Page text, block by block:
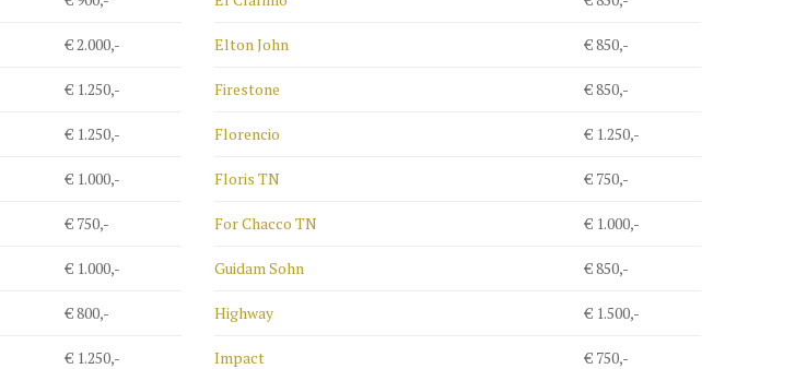
€ 2.000,-
€ 1.250,-
€ 1.250,-
€ 1.000,-
€ 750,-
€ 1.000,-
€ 800,-
€ 1.250,-
Elton John € 850,-
Firestone € 850,-
Florencio € 1.250,-
Floris TN € 750,-
For Chacco TN € 1.000,-
Guidam Sohn € 850,-
Highway € 1.500,-
Impact € 750,-